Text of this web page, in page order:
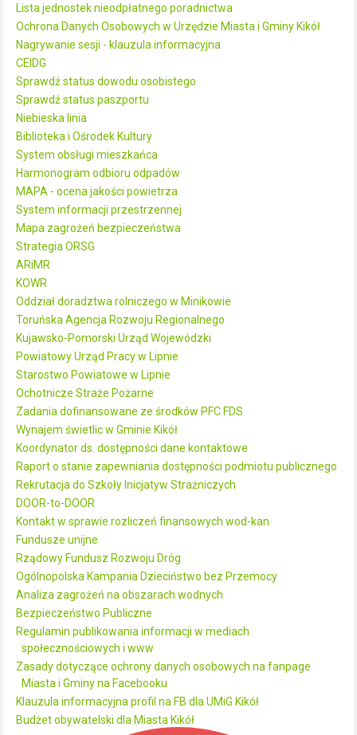
Lista jednostek nieodpłatnego poradnictwa
Ochrona Danych Osobowych w Urzędzie Miasta i Gminy Kikół
Nagrywanie sesji - klauzula informacyjna
CEIDG
Sprawdź status dowodu osobistego
Sprawdź status paszportu
Niebieska linia
Biblioteka i Ośrodek Kultury
System obsługi mieszkańca
Harmonogram odbioru odpadów
MAPA - ocena jakości powietrza
System informacji przestrzennej
Mapa zagrożeń bezpieczeństwa
Strategia ORSG
ARiMR
KOWR
Oddział doradztwa rolniczego w Minikowie
Toruńska Agencja Rozwoju Regionalnego
Kujawsko-Pomorski Urząd Wojewódzki
Powiatowy Urząd Pracy w Lipnie
Starostwo Powiatowe w Lipnie
Ochotnicze Straże Pożarne
Zadania dofinansowane ze środków PFC FDS
Wynajem świetlic w Gminie Kikół
Koordynator ds. dostępności dane kontaktowe
Raport o stanie zapewniania dostępności podmiotu publicznego
Rekrutacja do Szkoły Inicjatyw Strażniczych
DOOR-to-DOOR
Kontakt w sprawie rozliczeń finansowych wod-kan
Fundusze unijne
Rządowy Fundusz Rozwoju Dróg
Ogólnopolska Kampania Dzieciństwo bez Przemocy
Analiza zagrożeń na obszarach wodnych
Bezpieczeństwo Publiczne
Regulamin publikowania informacji w mediach
społecznościowych i www
Zasady dotyczące ochrony danych osobowych na fanpage
Miasta i Gminy na Facebooku
Klauzula informacyjna profil na FB dla UMiG Kikół
Budżet obywatelski dla Miasta Kikół